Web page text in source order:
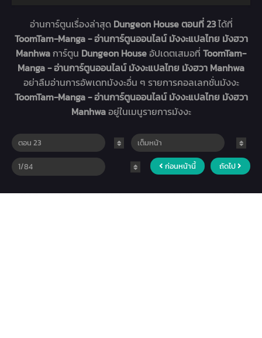
อ่านการ์ตูนเรื่องล่าสุด Dungeon House ตอนที่ 23ได้ที่
ToomTam-Manga - อ่านการ์ตูนออนไลน์ มังงะแปลไทย มังฮวา
Manhwaการ์ตูน Dungeon Houseอัปเดตเสมอที่ ToomTam-
Manga - อ่านการ์ตูนออนไลน์ มังงะแปลไทย มังฮวา Manhwa
อย่าลืมอ่านการอัพเดทมังงะอื่น ๆ รายการคอลเลกชั่นมังงะ
ToomTam-Manga - อ่านการ์ตูนออนไลน์ มังงะแปลไทย มังฮวา
Manhwaอยู่ในเมนูรายการมังงะ
ก่อนหน้านี้ ถัดไป